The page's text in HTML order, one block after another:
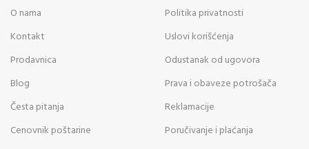
O nama
Kontakt
Prodavnica
Blog
Česta pitanja
Cenovnik poštarine
Politika privatnosti
Uslovi korišćenja
Odustanak od ugovora
Prava i obaveze potrošača
Reklamacije
Poručivanje i plaćanja